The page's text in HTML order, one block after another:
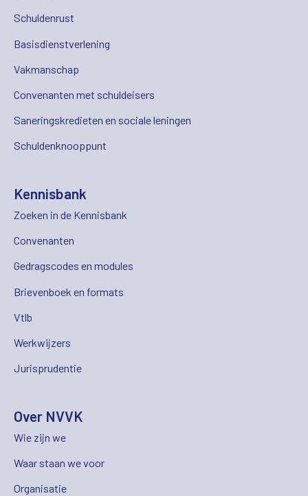
Schuldenrust
Basisdienstverlening
Vakmanschap
Convenanten met schuldeisers
Saneringskredieten en sociale leningen
Schuldenknooppunt
Kennisbank
Zoeken in de Kennisbank
Convenanten
Gedragscodes en modules
Brievenboek en formats
Vtlb
Werkwijzers
Jurisprudentie
Over NVVK
Wie zijn we
Waar staan we voor
Organisatie